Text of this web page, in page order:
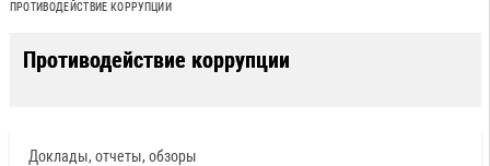
ПРОТИВОДЕЙСТВИЕ КОРРУПЦИИ
Противодействие коррупции
Доклады, отчеты, обзоры